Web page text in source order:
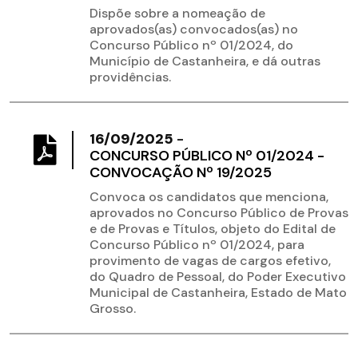
Dispõe sobre a nomeação de
aprovados(as) convocados(as) no
Concurso Público nº 01/2024, do
Município de Castanheira, e dá outras
providências.
16/09/2025 -
CONCURSO PÚBLICO Nº 01/2024 -
CONVOCAÇÃO Nº 19/2025
Convoca os candidatos que menciona,
aprovados no Concurso Público de Provas
e de Provas e Títulos, objeto do Edital de
Concurso Público nº 01/2024, para
provimento de vagas de cargos efetivo,
do Quadro de Pessoal, do Poder Executivo
Municipal de Castanheira, Estado de Mato
Grosso.